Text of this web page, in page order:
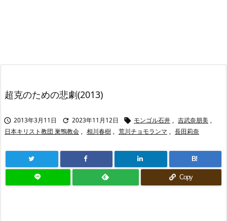
超克のための悲劇(2013)
 2013年3月11日  2023年11月12日  モンゴル石井 , 吉武奈朋美 ,
日本キリスト教団 巣鴨教会 , 相川春樹 , 荒川チョモランマ , 長田莉奈
B!
Copy